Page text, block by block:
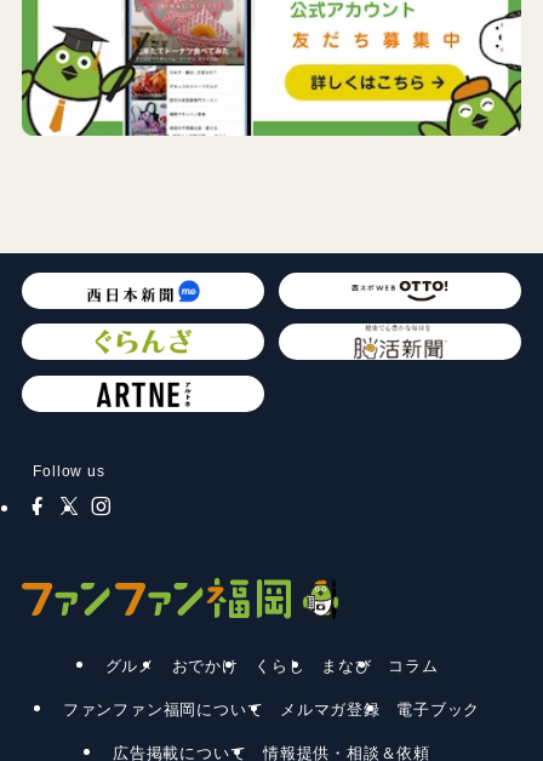
Follow us
グルメ おでかけ くらし まなび コラム
ファンファン福岡について メルマガ登録 電子ブック
広告掲載について 情報提供・相談＆依頼